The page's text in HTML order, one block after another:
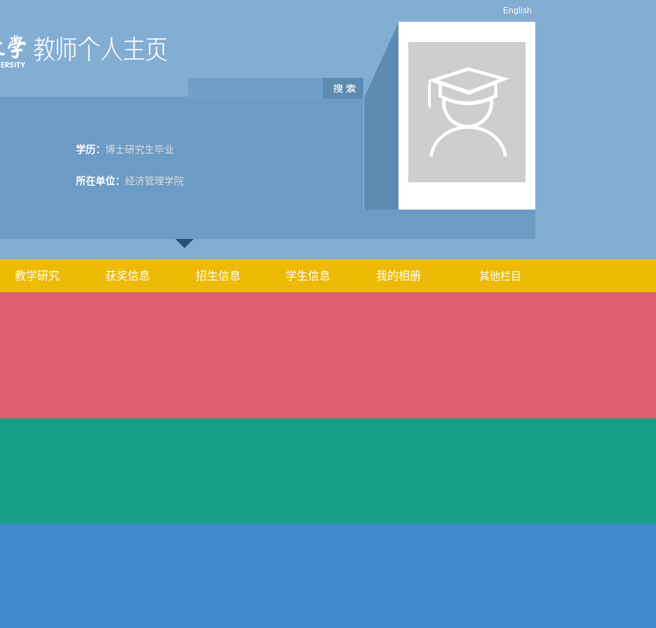
English
学历： 博士研究生毕业
所在单位： 经济管理学院
教学研究 获奖信息 招生信息 学生信息 我的相册 其他栏目